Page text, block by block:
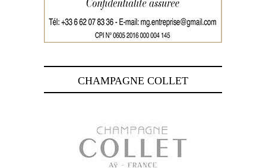
CHAMPAGNE COLLET